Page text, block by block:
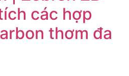
các hợp
thơm đa